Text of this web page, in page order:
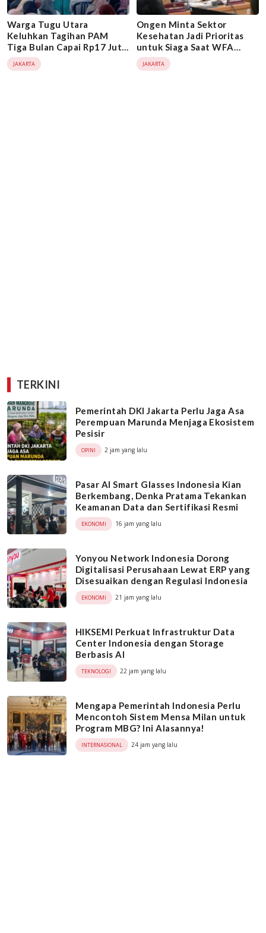
Warga Tugu Utara
Keluhkan Tagihan PAM
Tiga Bulan Capai Rp17 Juta
di Reses Bunda Neneng
JAKARTA
Ongen Minta Sektor
Kesehatan Jadi Prioritas
untuk Siaga Saat WFA
Diterapkan
JAKARTA
TERKINI
Pemerintah DKI Jakarta Perlu Jaga Asa
Perempuan Marunda Menjaga Ekosistem
Pesisir
OPINI 2 jam yang lalu
Pasar AI Smart Glasses Indonesia Kian
Berkembang, Denka Pratama Tekankan
Keamanan Data dan Sertifikasi Resmi
EKONOMI 16 jam yang lalu
Yonyou Network Indonesia Dorong
Digitalisasi Perusahaan Lewat ERP yang
Disesuaikan dengan Regulasi Indonesia
EKONOMI 21 jam yang lalu
HIKSEMI Perkuat Infrastruktur Data
Center Indonesia dengan Storage
Berbasis AI
TEKNOLOGI 22 jam yang lalu
Mengapa Pemerintah Indonesia Perlu
Mencontoh Sistem Mensa Milan untuk
Program MBG? Ini Alasannya!
INTERNASIONAL 24 jam yang lalu